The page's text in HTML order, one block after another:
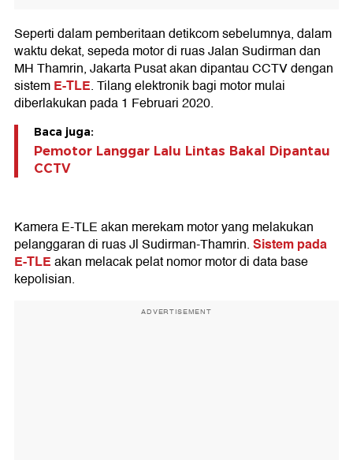
Seperti dalam pemberitaan detikcom sebelumnya, dalam
waktu dekat, sepeda motor di ruas Jalan Sudirman dan
MH Thamrin, Jakarta Pusat akan dipantau CCTV dengan
sistemE-TLE. Tilang elektronik bagi motor mulai
diberlakukan pada 1 Februari 2020.
Baca juga:
Pemotor Langgar Lalu Lintas Bakal Dipantau
CCTV
Kamera E-TLE akan merekam motor yang melakukan
pelanggaran di ruas Jl Sudirman-Thamrin.Sistem pada
E-TLEakan melacak pelat nomor motor di data base
kepolisian.
ADVERTISEMENT